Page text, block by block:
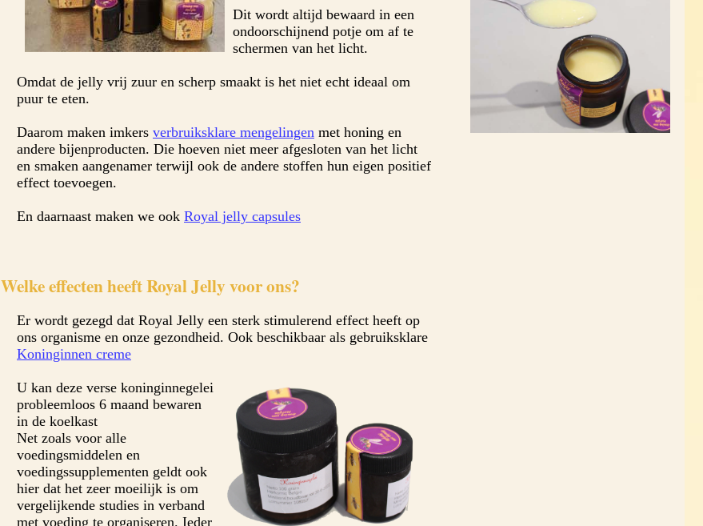
Dit wordt altijd bewaard in een
ondoorschijnend potje om af te
schermen van het licht.
Omdat de jelly vrij zuur en scherp smaakt is het niet echt ideaal om
puur te eten.
Daarom maken imkers verbruiksklare mengelingen met honing en
andere bijenproducten. Die hoeven niet meer afgesloten van het licht
en smaken aangenamer terwijl ook de andere stoffen hun eigen positief
effect toevoegen.
En daarnaast maken we ook Royal jelly capsules
Welke effecten heeft Royal Jelly voor ons?
Er wordt gezegd dat Royal Jelly een sterk stimulerend effect heeft op
ons organisme en onze gezondheid. Ook beschikbaar als gebruiksklare
Koninginnen creme
U kan deze verse koninginnegelei
probleemloos 6 maand bewaren
in de koelkast
Net zoals voor alle
voedingsmiddelen en
voedingssupplementen geldt ook
hier dat het zeer moeilijk is om
vergelijkende studies in verband
met voeding te organiseren. Ieder